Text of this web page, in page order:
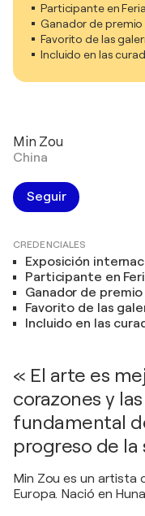
Participante en
Ganador de premio
Favorito de las
Incluido en las
Min Zou
China
Seguir
CREDENCIALES
Exposición
Participante en
Ganador de premio
Favorito de las
Incluido en las
« El arte es
corazones y
fundamental
progreso de la
Min Zou es un artista
Europa. Nació en